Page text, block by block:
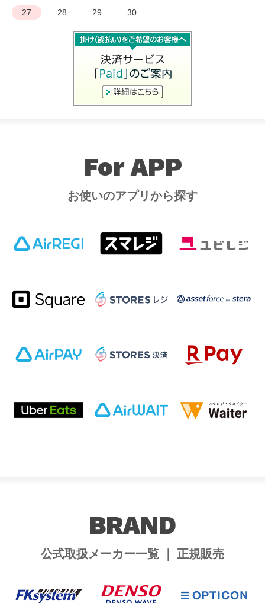
27 28 29 30
For APP
お使いのアプリから探す
BRAND
公式取扱メーカー一覧 ｜ 正規販売